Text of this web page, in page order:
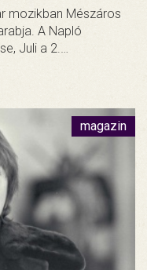
mozikban Mészáros
A Napló
Juli a 2.…
magazin